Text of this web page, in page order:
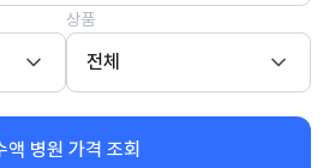
상품
전체
액 병원 가격 조회